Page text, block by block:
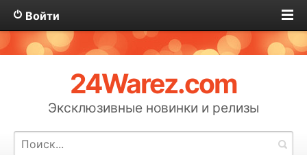
Войти
24Warez.com
Эксклюзивные новинки и релизы